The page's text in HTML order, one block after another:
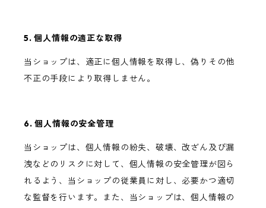
5. 個人情報の適正な取得
当ショップは、適正に個人情報を取得し、偽りその他
不正の手段により取得しません。
6. 個人情報の安全管理
当ショップは、個人情報の紛失、破壊、改ざん及び漏
洩などのリスクに対して、個人情報の安全管理が図ら
れるよう、当ショップの従業員に対し、必要かつ適切
な監督を行います。また、当ショップは、個人情報の